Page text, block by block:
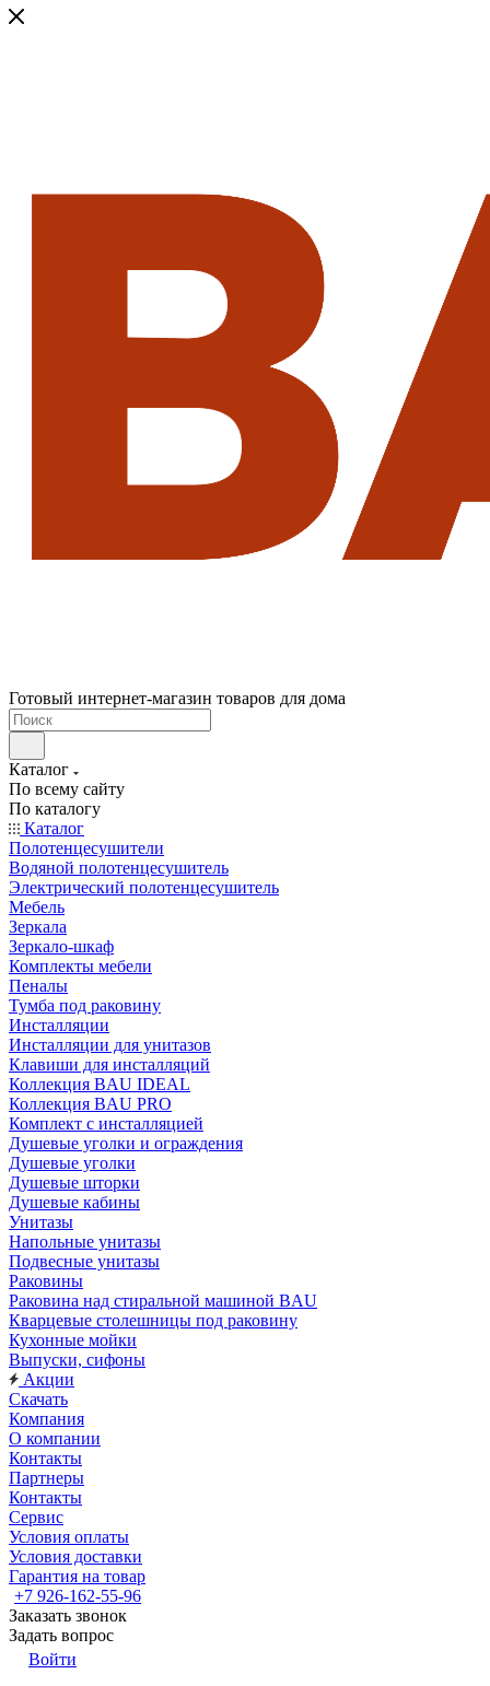
Готовый интернет-магазин товаров для дома
Каталог
По всему сайту
По каталогу
Каталог
Полотенцесушители
Водяной полотенцесушитель
Электрический полотенцесушитель
Мебель
Зеркала
Зеркало-шкаф
Комплекты мебели
Пеналы
Тумба под раковину
Инсталляции
Инсталляции для унитазов
Клавиши для инсталляций
Коллекция BAU IDEAL
Коллекция BAU PRO
Комплект с инсталляцией
Душевые уголки и ограждения
Душевые уголки
Душевые шторки
Душевые кабины
Унитазы
Напольные унитазы
Подвесные унитазы
Раковины
Раковина над стиральной машиной BAU
Кварцевые столешницы под раковину
Кухонные мойки
Выпуски, сифоны
Акции
Скачать
Компания
О компании
Контакты
Партнеры
Контакты
Сервис
Условия оплаты
Условия доставки
Гарантия на товар
+7 926-162-55-96
Заказать звонок
Задать вопрос
Войти